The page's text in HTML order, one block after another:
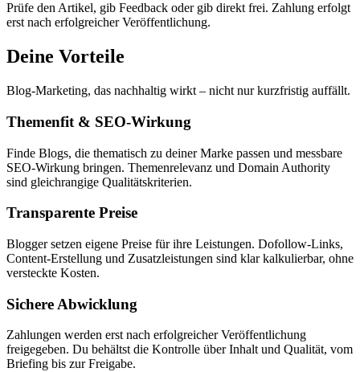
Prüfe den Artikel, gib Feedback oder gib direkt frei. Zahlung erfolgt
erst nach erfolgreicher Veröffentlichung.
Deine Vorteile
Blog-Marketing, das nachhaltig wirkt – nicht nur kurzfristig auffällt.
Themenfit & SEO-Wirkung
Finde Blogs, die thematisch zu deiner Marke passen und messbare
SEO-Wirkung bringen. Themenrelevanz und Domain Authority
sind gleichrangige Qualitätskriterien.
Transparente Preise
Blogger setzen eigene Preise für ihre Leistungen. Dofollow-Links,
Content-Erstellung und Zusatzleistungen sind klar kalkulierbar, ohne
versteckte Kosten.
Sichere Abwicklung
Zahlungen werden erst nach erfolgreicher Veröffentlichung
freigegeben. Du behältst die Kontrolle über Inhalt und Qualität, vom
Briefing bis zur Freigabe.